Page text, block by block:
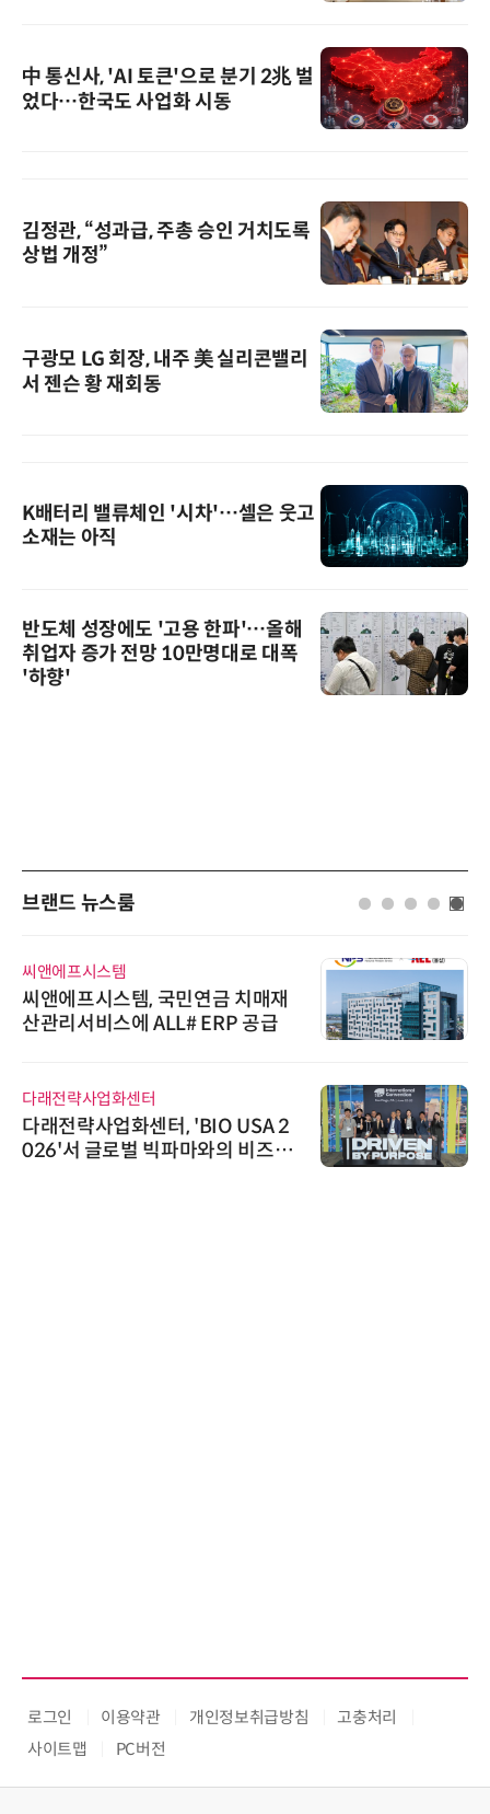
中 통신사, 'AI 토큰'으로 분기 2兆 벌
었다…한국도 사업화 시동
김정관, “성과급, 주총 승인 거치도록
상법 개정”
구광모 LG 회장, 내주 美 실리콘밸리
서 젠슨 황 재회동
K배터리 밸류체인 '시차'…셀은 웃고
소재는 아직
반도체 성장에도 '고용 한파'…올해
취업자 증가 전망 10만명대로 대폭
'하향'
브랜드 뉴스룸
씨앤에프시스템
씨앤에프시스템, 국민연금 치매재
산관리서비스에 ALL# ERP 공급
다래전략사업화센터
다래전략사업화센터, 'BIO USA 2
026'서 글로벌 빅파마와의 비즈니
로그인 이용약관 개인정보취급방침
고충처리
사이트맵
PC버전